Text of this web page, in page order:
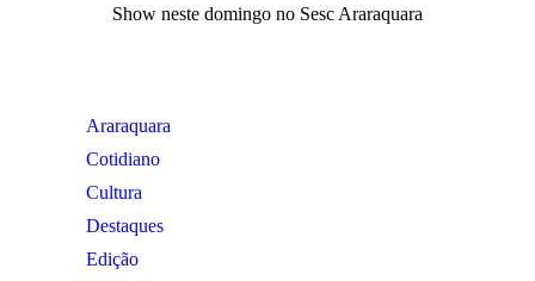
Show neste domingo no Sesc Araraquara
Araraquara
Cotidiano
Cultura
Destaques
Edição